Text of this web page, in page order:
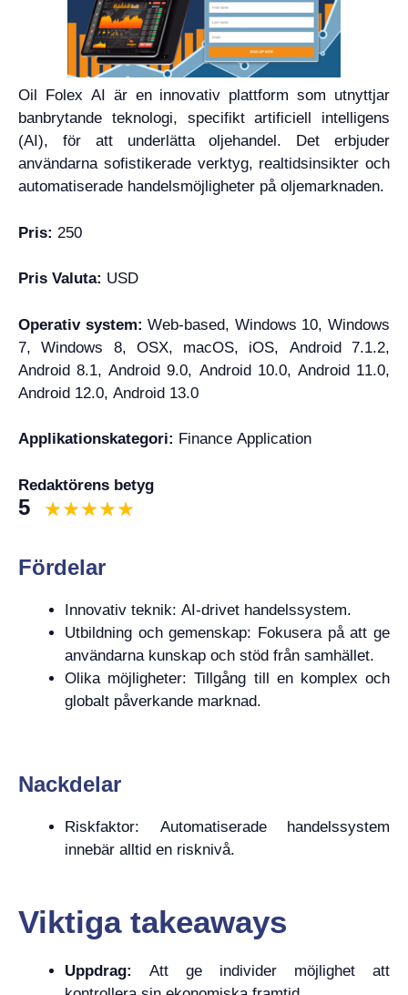
Oil Folex AI är en innovativ plattform som utnyttjar
banbrytande teknologi, specifikt artificiell intelligens
(AI), för att underlätta oljehandel. Det erbjuder
användarna sofistikerade verktyg, realtidsinsikter och
automatiserade handelsmöjligheter på oljemarknaden.
Pris: 250
Pris Valuta: USD
Operativ system: Web-based, Windows 10, Windows
7, Windows 8, OSX, macOS, iOS, Android 7.1.2,
Android 8.1, Android 9.0, Android 10.0, Android 11.0,
Android 12.0, Android 13.0
Applikationskategori: Finance Application
Redaktörens betyg
5
Fördelar
Innovativ teknik: AI-drivet handelssystem.
Utbildning och gemenskap: Fokusera på att ge
användarna kunskap och stöd från samhället.
Olika möjligheter: Tillgång till en komplex och
globalt påverkande marknad.
Nackdelar
Riskfaktor: Automatiserade handelssystem
innebär alltid en risknivå.
Viktiga takeaways
Uppdrag:
Att ge individer möjlighet att